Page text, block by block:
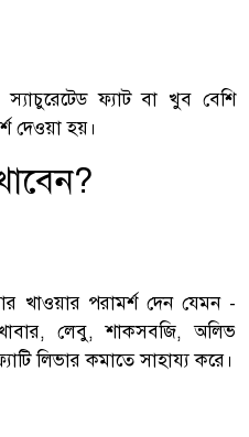
ফ্যাট বা খুব বেশি
দেওয়া হয়।
খাওয়ার পরামর্শ দেন যেমন -
লেবু, শাকসবজি, অলিভ
লিভার কমাতে সাহায্য করে।